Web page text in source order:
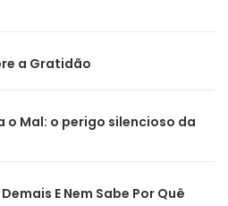
a Gratidão
o Mal: o perigo silencioso da
E Nem Sabe Por Quê